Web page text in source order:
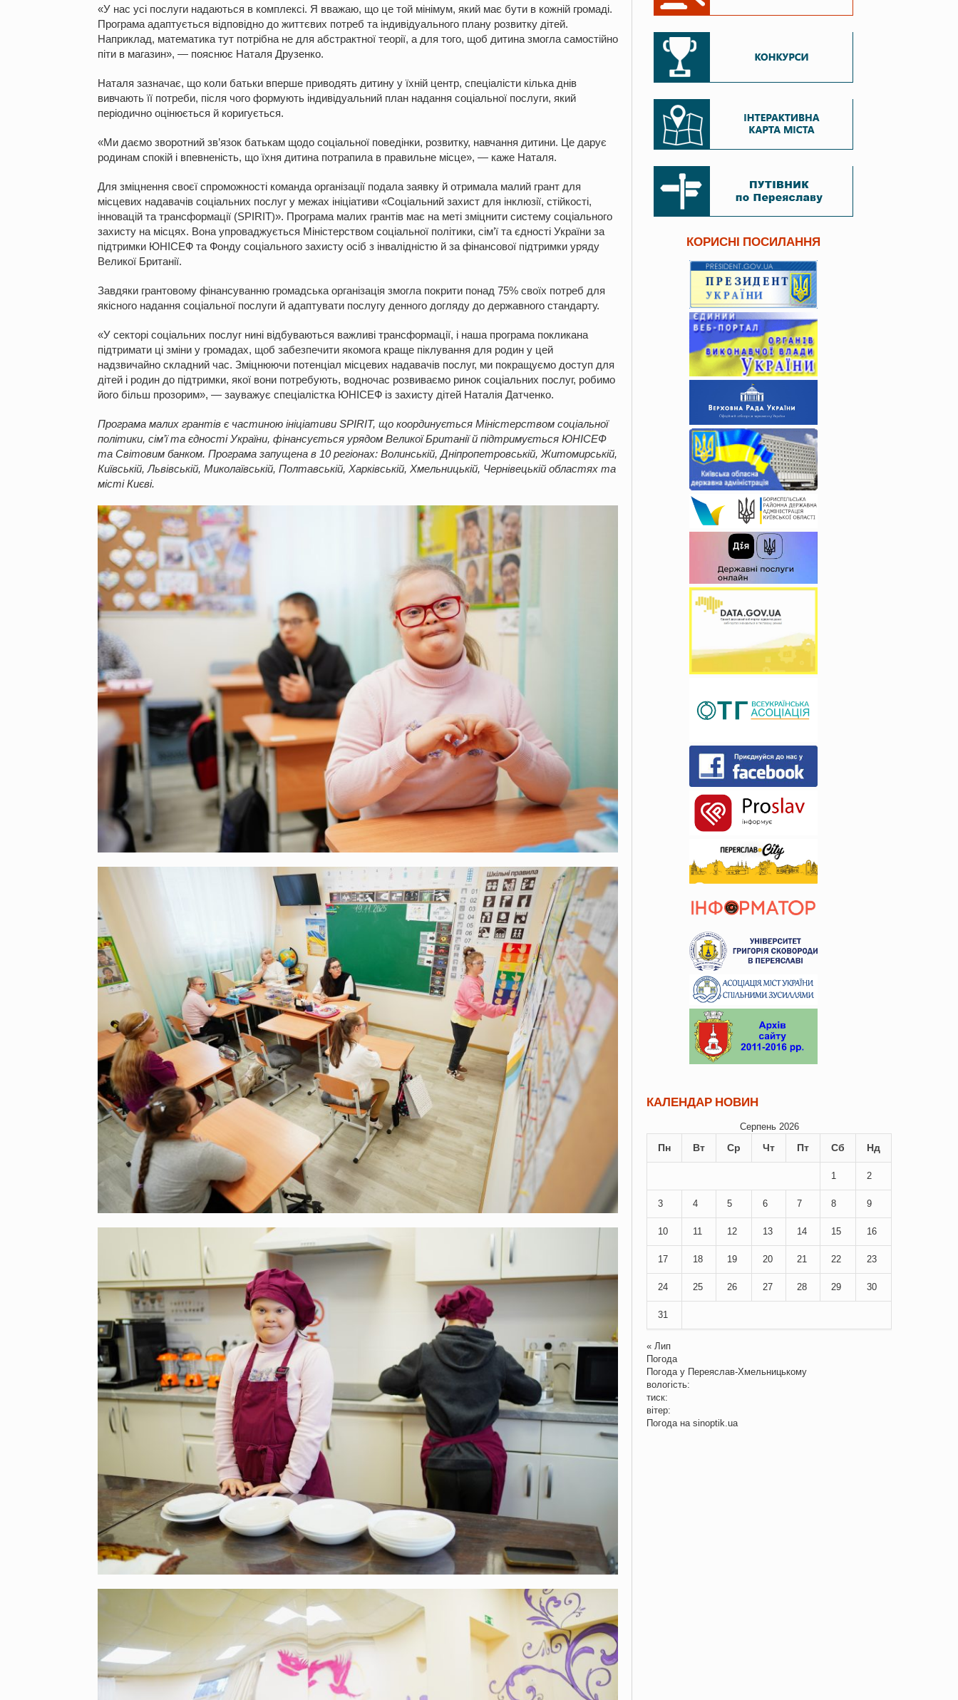
«У нас усі послуги надаються в комплексі. Я вважаю, що це той мінімум, який має бути в кожній громаді.
Програма адаптується відповідно до життєвих потреб та індивідуального плану розвитку дітей.
Наприклад, математика тут потрібна не для абстрактної теорії, а для того, щоб дитина змогла самостійно
піти в магазин», — пояснює Наталя Друзенко.
Наталя зазначає, що коли батьки вперше приводять дитину у їхній центр, спеціалісти кілька днів
вивчають її потреби, після чого формують індивідуальний план надання соціальної послуги, який
періодично оцінюється й коригується.
«Ми даємо зворотний зв’язок батькам щодо соціальної поведінки, розвитку, навчання дитини. Це дарує
родинам спокій і впевненість, що їхня дитина потрапила в правильне місце», — каже Наталя.
Для зміцнення своєї спроможності команда організації подала заявку й отримала малий грант для
місцевих надавачів соціальних послуг у межах ініціативи «Соціальний захист для інклюзії, стійкості,
інновацій та трансформації (SPIRIT)». Програма малих грантів має на меті зміцнити систему соціального
захисту на місцях. Вона упроваджується Міністерством соціальної політики, сім’ї та єдності України за
підтримки ЮНІСЕФ та Фонду соціального захисту осіб з інвалідністю й за фінансової підтримки уряду
Великої Британії.
Завдяки грантовому фінансуванню громадська організація змогла покрити понад 75% своїх потреб для
якісного надання соціальної послуги й адаптувати послугу денного догляду до державного стандарту.
«У секторі соціальних послуг нині відбуваються важливі трансформації, і наша програма покликана
підтримати ці зміни у громадах, щоб забезпечити якомога краще піклування для родин у цей
надзвичайно складний час. Зміцнюючи потенціал місцевих надавачів послуг, ми покращуємо доступ для
дітей і родин до підтримки, якої вони потребують, водночас розвиваємо ринок соціальних послуг, робимо
його більш прозорим», — зауважує спеціалістка ЮНІСЕФ із захисту дітей Наталія Датченко.
Програма малих грантів є частиною ініціативи SPIRIT, що координується Міністерством соціальної
політики, сім’ї та єдності України, фінансується урядом Великої Британії й підтримується ЮНІСЕФ
та Світовим банком. Програма запущена в 10 регіонах: Волинській, Дніпропетровській, Житомирській,
Київській, Львівській, Миколаївській, Полтавській, Харківській, Хмельницькій, Чернівецькій областях та
місті Києві.
КОРИСНІ ПОСИЛАННЯ
КАЛЕНДАР НОВИН
Серпень 2026
Пн Вт Ср Чт Пт Сб Нд
1 2
3 4 5 6 7 8 9
10 11 12 13 14 15 16
17 18 19 20 21 22 23
24 25 26 27 28 29 30
31
« Лип
Погода
Погода у Переяслав-Хмельницькому
вологість:
тиск:
вітер:
Погода на sinoptik.ua